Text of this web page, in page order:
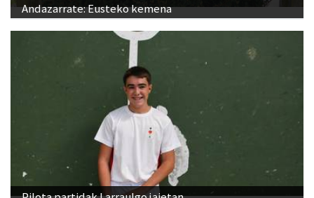
Andazarrate: Eusteko kemena